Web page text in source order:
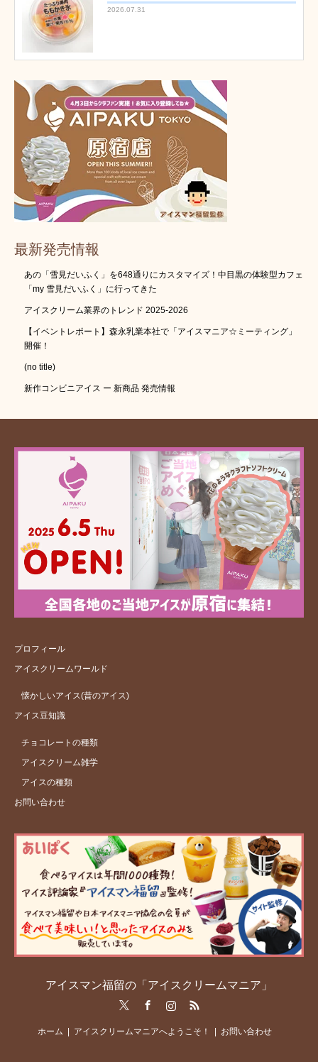
2026.07.31
最新発売情報
あの「雪見だいふく」を648通りにカスタマイズ！中目黒の体験型カフェ
「my 雪見だいふく」に行ってきた
アイスクリーム業界のトレンド 2025-2026
【イベントレポート】森永乳業本社で「アイスマニア☆ミーティング」
開催！
(no title)
新作コンビニアイス ー 新商品 発売情報
プロフィール
アイスクリームワールド
懐かしいアイス(昔のアイス)
アイス豆知識
チョコレートの種類
アイスクリーム雑学
アイスの種類
お問い合わせ
アイスマン福留の「アイスクリームマニア」
RSS
ホーム アイスクリームマニアへようこそ！ お問い合わせ